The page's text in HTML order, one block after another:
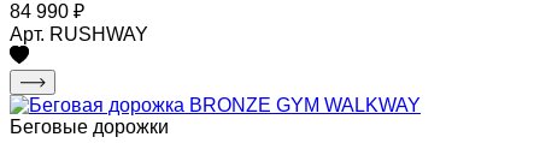
84 990 ₽
Арт. RUSHWAY
Беговые дорожки